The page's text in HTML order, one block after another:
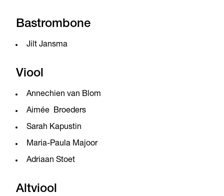
Bastrombone
Jilt Jansma
Viool
Annechien van Blom
Aimée Broeders
Sarah Kapustin
Maria-Paula Majoor
Adriaan Stoet
Altviool